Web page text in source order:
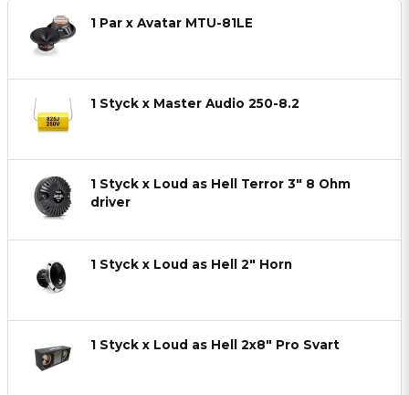
1 Par x Avatar MTU-81LE
1 Styck x Master Audio 250-8.2
1 Styck x Loud as Hell Terror 3" 8 Ohm
driver
1 Styck x Loud as Hell 2" Horn
1 Styck x Loud as Hell 2x8" Pro Svart